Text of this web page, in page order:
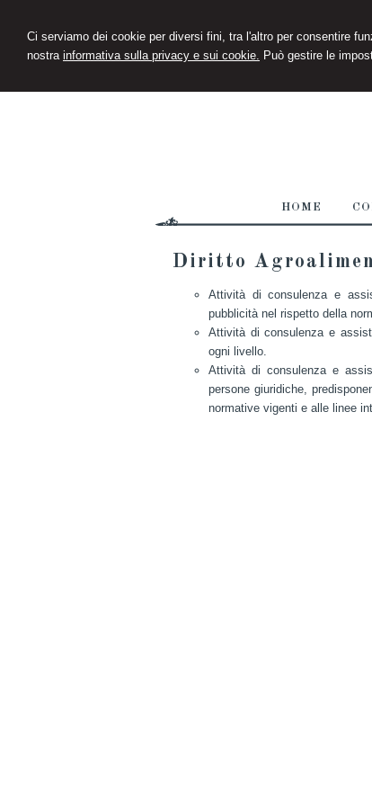
Ci serviamo dei cookie per diversi fini, tra l'altro per consentire
nostra informativa sulla privacy e sui cookie. Può gestire le
HOME
Diritto
Attività di consulenza e
pubblicità nel rispetto della
Attività di consulenza e
ogni livello.
Attività di consulenza e
persone giuridiche,
normative vigenti e alle linee